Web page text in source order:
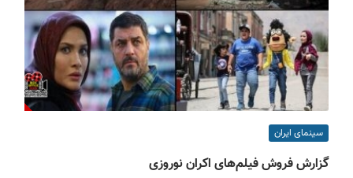
سینمای ایران
گزارش فروش فیلم‌های اکران نوروزی